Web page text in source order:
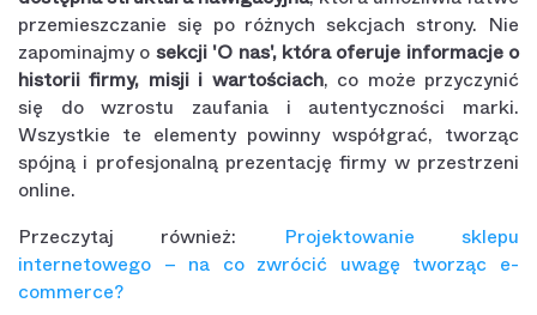
przemieszczanie się po różnych sekcjach strony. Nie
zapominajmy o sekcji 'O nas', która oferuje informacje o
historii firmy, misji i wartościach, co może przyczynić
się do wzrostu zaufania i autentyczności marki.
Wszystkie te elementy powinny współgrać, tworząc
spójną i profesjonalną prezentację firmy w przestrzeni
online.
Przeczytaj również:
Projektowanie sklepu
internetowego – na co zwrócić uwagę tworząc e-
commerce?